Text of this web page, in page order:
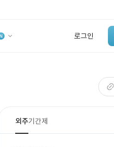
로그인
‘이런 거’ 만들어본
개발 회사 있어?
바로가기
외주기간제